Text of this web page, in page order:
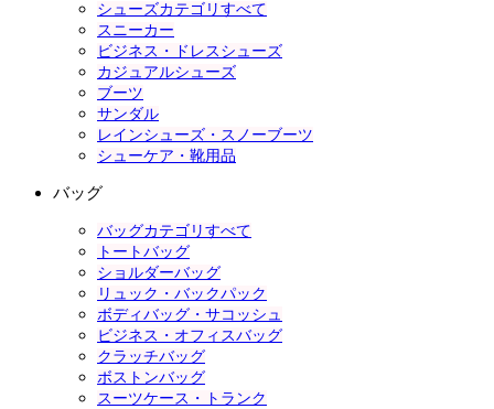
シューズカテゴリすべて
スニーカー
ビジネス・ドレスシューズ
カジュアルシューズ
ブーツ
サンダル
レインシューズ・スノーブーツ
シューケア・靴用品
バッグ
バッグカテゴリすべて
トートバッグ
ショルダーバッグ
リュック・バックパック
ボディバッグ・サコッシュ
ビジネス・オフィスバッグ
クラッチバッグ
ボストンバッグ
スーツケース・トランク